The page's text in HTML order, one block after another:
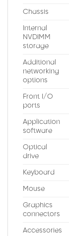
Chassis
Internal
NVDIMM
storage
Additional
networking
options
Front I/O
ports
Application
software
Optical
drive
Keyboard
Mouse
Graphics
connectors
Accessories